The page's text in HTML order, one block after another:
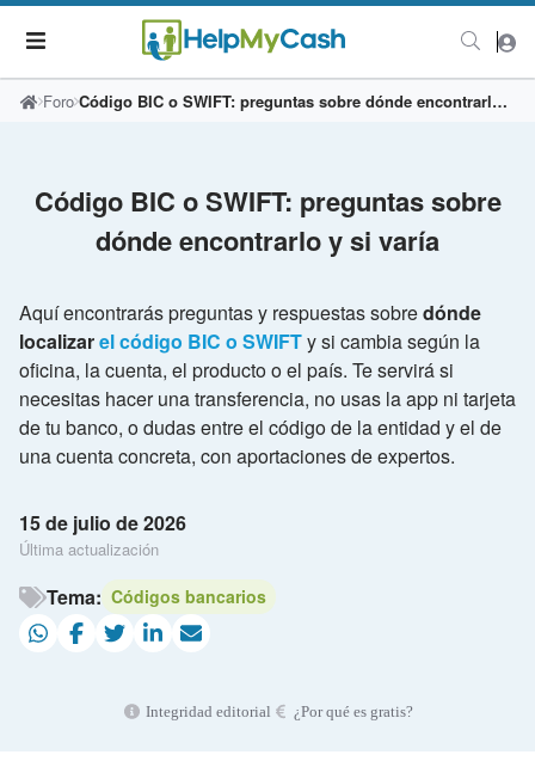
Foro Código BIC o SWIFT: preguntas sobre dónde encontrarlo y si varía
Código BIC o SWIFT: preguntas sobre
dónde encontrarlo y si varía
Aquí encontrarás preguntas y respuestas sobredónde
localizarel código BIC o SWIFTy si cambia según la
oficina, la cuenta, el producto o el país. Te servirá si
necesitas hacer una transferencia, no usas la app ni tarjeta
de tu banco, o dudas entre el código de la entidad y el de
una cuenta concreta, con aportaciones de expertos.
15 de julio de 2026
Última actualización
Tema: Códigos bancarios
Integridad editorial ¿Por qué es gratis?